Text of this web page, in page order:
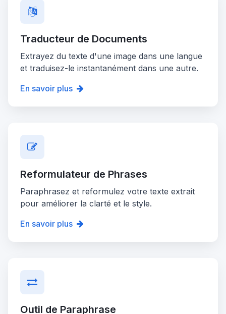
Traducteur de Documents
Extrayez du texte d'une image dans une langue
et traduisez-le instantanément dans une autre.
En savoir plus
Reformulateur de Phrases
Paraphrasez et reformulez votre texte extrait
pour améliorer la clarté et le style.
En savoir plus
Outil de Paraphrase